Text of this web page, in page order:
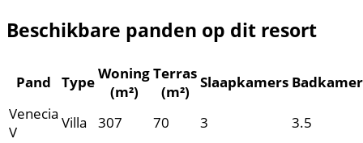
Beschikbare panden op dit resort
Pand TypeWoning
(m²)
Terras
(m²)
Slaapkamers
Venecia
V
Villa 307 70 3 3.5